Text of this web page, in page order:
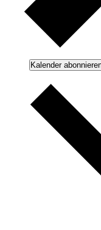
Kalender